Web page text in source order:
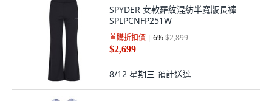
SPYDER 女款羅紋混紡半寬版長褲
SPLPCNFP251W
首購折扣價 6%$2,899
$2,699
8/12 星期三 預計送達